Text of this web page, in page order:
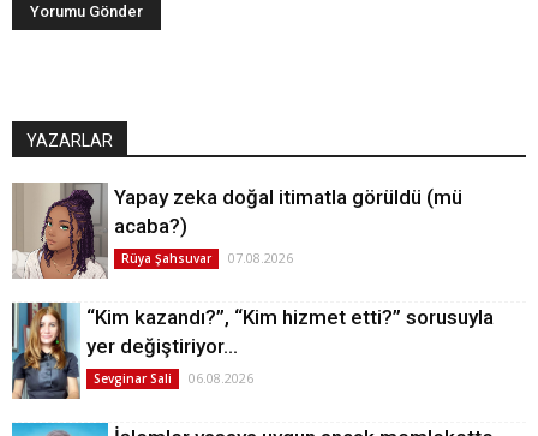
YAZARLAR
Yapay zeka doğal itimatla görüldü (mü
acaba?)
Rüya Şahsuvar 07.08.2026
“Kim kazandı?”, “Kim hizmet etti?” sorusuyla
yer değiştiriyor…
Sevginar Sali 06.08.2026